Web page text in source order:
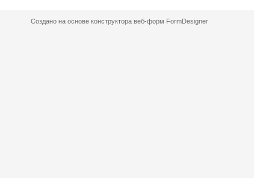
Создано на основе конструктора веб-форм FormDesigner